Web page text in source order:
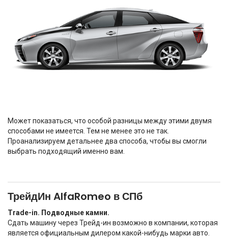
Может показаться, что особой разницы между этими двумя
способами не имеется. Тем не менее это не так.
Проанализируем детальнее два способа, чтобы вы смогли
выбрать подходящий именно вам.
ТрейдИн AlfaRomeo в СПб
Trade-in. Подводные камни.
Сдать машину через Трейд-ин возможно в компании, которая
является официальным дилером какой-нибудь марки авто.